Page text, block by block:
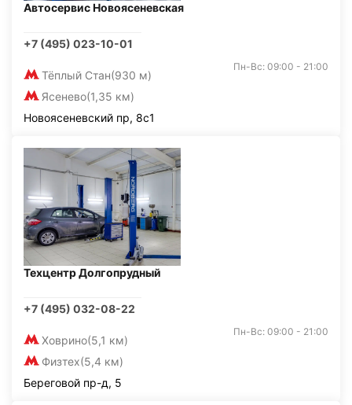
Автосервис Новоясеневская
+7 (495) 023-10-01
Тёплый Стан(930 м)
Ясенево(1,35 км)
Пн-Вс: 09:00 - 21:00
Новоясеневский пр, 8с1
Техцентр Долгопрудный
+7 (495) 032-08-22
Ховрино(5,1 км)
Физтех(5,4 км)
Пн-Вс: 09:00 - 21:00
Береговой пр-д, 5